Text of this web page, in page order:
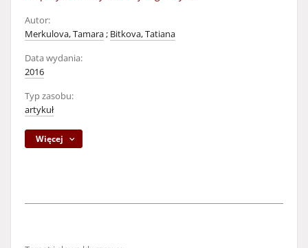
Autor:
Merkulova, Tamara; Bitkova, Tatiana
Data wydania:
2016
Typ zasobu:
artykuł
Więcej